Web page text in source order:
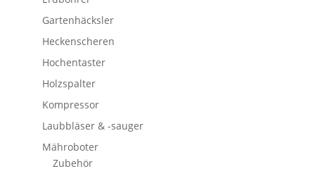
Gartenhäcksler
Heckenscheren
Hochentaster
Holzspalter
Kompressor
Laubbläser & -sauger
Mähroboter
Zubehör